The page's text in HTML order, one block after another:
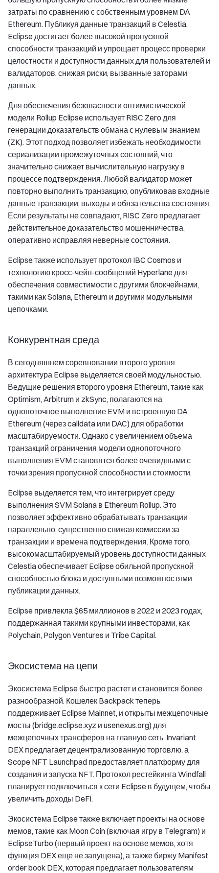
затраты по сравнению с собственным уровнем DA
Ethereum. Публикуя данные транзакций в Celestia,
Eclipse достигает более высокой пропускной
способности транзакций и упрощает процесс проверки
целостности и доступности данных для пользователей и
валидаторов, снижая риски, вызванные заторами
данных.
Для обеспечения безопасности оптимистической
модели Rollup Eclipse использует RISC Zero для
генерации доказательств обмана с нулевым знанием
(ZK). Этот подход позволяет избежать необходимости
сериализации промежуточных состояний, что
значительно снижает вычислительную нагрузку в
процессе подтверждения. Любой валидатор может
повторно выполнить транзакцию, опубликовав входные
данные транзакции, выходы и обязательства состояния.
Если результаты не совпадают, RISC Zero предлагает
действительное доказательство мошенничества,
оперативно исправляя неверные состояния.
Eclipse также использует протокол IBC Cosmos и
технологию кросс-чейн-сообщений Hyperlane для
обеспечения совместимости с другими блокчейнами,
такими как Solana, Ethereum и другими модульными
цепочками.
Конкурентная среда
В сегодняшнем соревновании второго уровня
архитектура Eclipse выделяется своей модульностью.
Ведущие решения второго уровня Ethereum, такие как
Optimism, Arbitrum и zkSync, полагаются на
однопоточное выполнение EVM и встроенную DA
Ethereum (через calldata или DAC) для обработки
масштабируемости. Однако с увеличением объема
транзакций ограничения модели однопоточного
выполнения EVM становятся более очевидными с
точки зрения пропускной способности и стоимости.
Eclipse выделяется тем, что интегрирует среду
выполнения SVM Solana в Ethereum Rollup. Это
позволяет эффективно обрабатывать транзакции
параллельно, существенно снижая комиссии за
транзакции и времена подтверждения. Кроме того,
высокомасштабируемый уровень доступности данных
Celestia обеспечивает Eclipse обильной пропускной
способностью блока и доступными возможностями
публикации данных.
Eclipse привлекла $65 миллионов в 2022 и 2023 годах,
поддержанная такими крупными инвесторами, как
Polychain, Polygon Ventures и Tribe Capital.
Экосистема на цепи
Экосистема Eclipse быстро растет и становится более
разнообразной. Кошелек Backpack теперь
поддерживает Eclipse Mainnet, и открыты межцепочные
мосты (bridge.eclipse.xyz и usenexus.org) для
межцепочных трансферов на главную сеть. Invariant
DEX предлагает децентрализованную торговлю, а
Scope NFT Launchpad предоставляет платформу для
создания и запуска NFT. Протокол рестейкинга Windfall
планирует подключиться к сети Eclipse в будущем, чтобы
увеличить доходы DeFi.
Экосистема Eclipse также включает проекты на основе
мемов, такие как Moon Coin (включая игру в Telegram) и
EclipseTurbo (первый проект на основе мемов, хотя
функция DEX еще не запущена), а также биржу Manifest
order book DEX, которая предлагает пользователям